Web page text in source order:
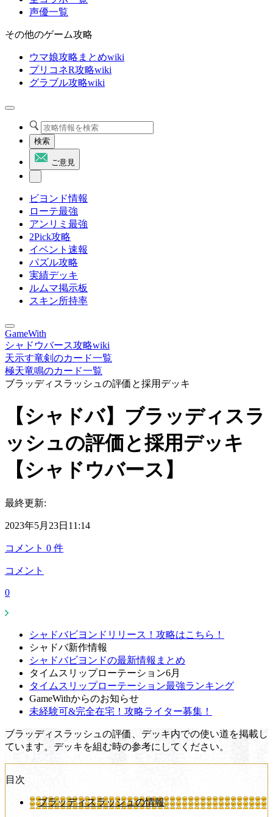
声優一覧
その他のゲーム攻略
ウマ娘攻略まとめwiki
プリコネR攻略wiki
グラブル攻略wiki
検索
ご意見
ビヨンド情報
ローテ最強
アンリミ最強
2Pick攻略
イベント速報
パズル攻略
実績デッキ
ルムマ掲示板
スキン所持率
GameWith
シャドウバース攻略wiki
天示す竜剣のカード一覧
極天竜鳴のカード一覧
ブラッディスラッシュの評価と採用デッキ
【シャドバ】ブラッディスラ
ッシュの評価と採用デッキ
【シャドウバース】
最終更新:
2023年5月23日11:14
コメント 0 件
コメント
0
シャドバビヨンドリリース！攻略はこちら！
シャドバ新作情報
シャドバビヨンドの最新情報まとめ
タイムスリップローテーション6月
タイムスリップローテーション最強ランキング
GameWithからのお知らせ
未経験可&完全在宅！攻略ライター募集！
ブラッディスラッシュの評価、デッキ内での使い道を掲載し
ています。デッキを組む時の参考にしてください。
目次
ブラッディスラッシュの情報